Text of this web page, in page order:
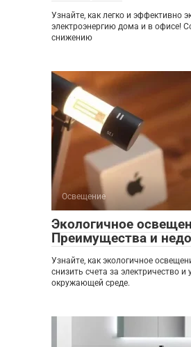
Узнайте, как легко и эффективно
электроэнергию дома и в офисе!
снижению
Освещение
Экологичное
Преимущества и
Узнайте, как экологичное
снизить счета за электричество
окружающей среде.